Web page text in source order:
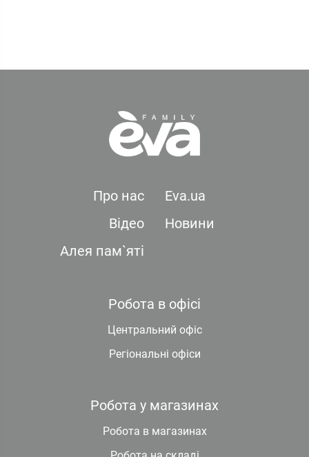
Про нас
Eva.ua
Відео
Новини
Алея пам`яті
Робота в офісі
Центральний офіс
Регіональні офіси
Робота у магазинах
Робота в магазинах